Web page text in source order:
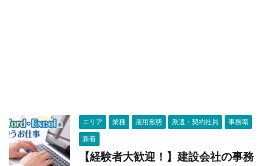
エリア 業種 雇用形態 派遣・契約社員 事務職
新着
【経験者大歓迎！】建設会社の事務